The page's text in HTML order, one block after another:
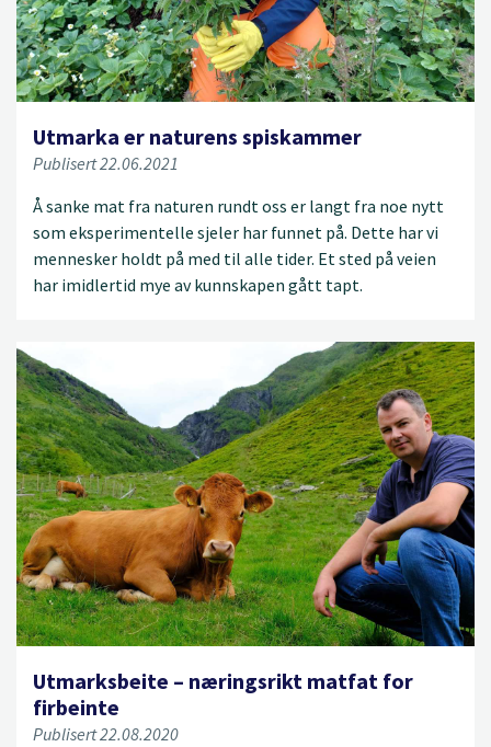
Utmarka er naturens spiskammer
Publisert 22.06.2021
Å sanke mat fra naturen rundt oss er langt fra noe nytt
som eksperimentelle sjeler har funnet på. Dette har vi
mennesker holdt på med til alle tider. Et sted på veien
har imidlertid mye av kunnskapen gått tapt.
Utmarksbeite – næringsrikt matfat for
firbeinte
Publisert 22.08.2020